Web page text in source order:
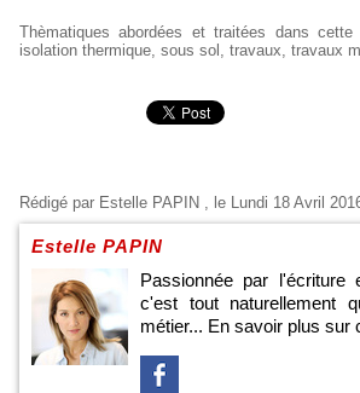
Thèmatiques abordées et traitées dans cette
isolation thermique, sous sol , travaux, travaux
Rédigé par Estelle PAPIN , le Lundi 18 Avril
Estelle PAPIN
Passionnée par l'écriture
c'est tout naturellement
métier... En savoir plus sur